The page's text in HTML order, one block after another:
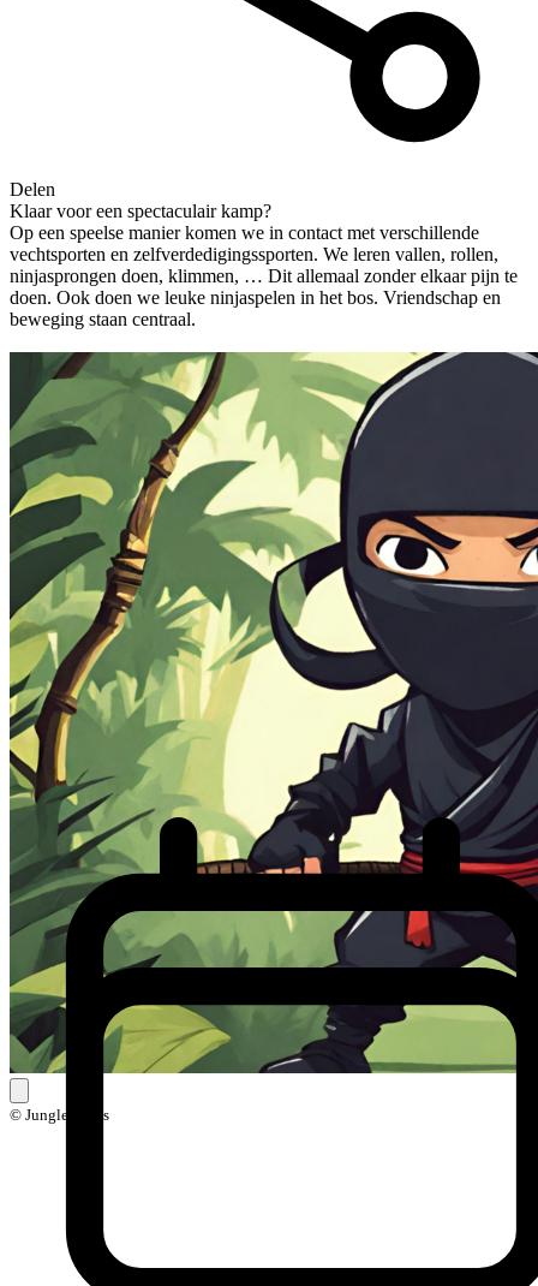
Delen
Klaar voor een spectaculair kamp?
Op een speelse manier komen we in contact met verschillende
vechtsporten en zelfverdedigingssporten. We leren vallen, rollen,
ninjasprongen doen, klimmen, … Dit allemaal zonder elkaar pijn te
doen. Ook doen we leuke ninjaspelen in het bos. Vriendschap en
beweging staan centraal.
© Jungle Skills